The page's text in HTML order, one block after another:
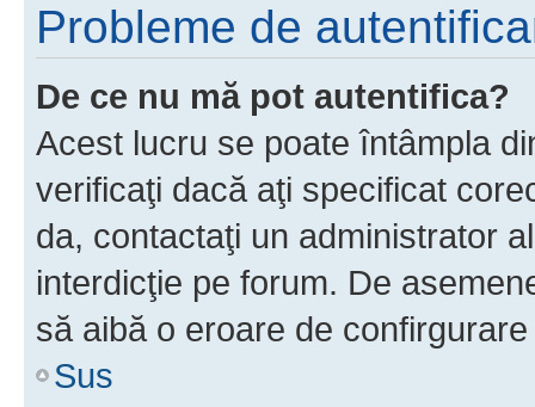
Probleme de
De ce nu mă pot autentifica?
Acest lucru se poate întâmpla
verificaţi dacă aţi specificat
da, contactaţi un administrator
interdicţie pe forum. De
să aibă o eroare de
Sus